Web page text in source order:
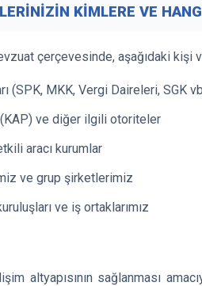
KİMLERE VE
çerçevesinde, aşağıdaki kişi
(SPK, MKK, Vergi Daireleri, SGK
ve diğer ilgili otoriteler
aracı kurumlar
ve grup şirketlerimiz
ve iş ortaklarımız
altyapısının sağlanması